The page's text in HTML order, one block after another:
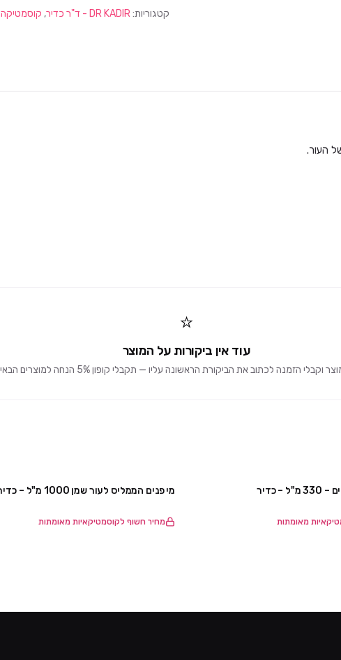
קטגוריות:DR KADIR - ד"ר כדיר , קוסמטיקה
העור.
⭐
עוד אין ביקורות על המוצר
הזמנה לכתוב את הביקורת הראשונה עליו — תקבלי קופון 5% הנחה למוצרים הבאים 🎁
כדיר
מאומתות
מי פנים הממליס לעור שמן 1000 מ"ל – כדיר
מחיר חשוף לקוסמטיקאיות מאומתות